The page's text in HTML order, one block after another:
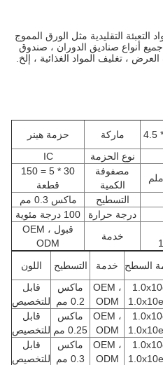
التعبئة التقليدية مثل الورق المموج
أنواع صناديق الدوران ، صندوق
، تغليف المواد الغذائية ، إلخ.
ماركة
حزمة هينر
نوع الحزمة
IC
مصفوفة
الكمية
30 * 5 = 150
قطعة
التسطيح
ماكس 0.3 مم
درجة حرارة
100 درجة مئوية
خدمة
قبول OEM ،
ODM
السطح خدمة التسطيح اللون
OEM ،
ODM
ماكس
0.2 مم
قابل
للتخصيص
OEM ،
ODM
ماكس
0.25 مم
قابل
للتخصيص
OEM ،
ODM
ماكس
0.3 مم
قابل
للتخصيص